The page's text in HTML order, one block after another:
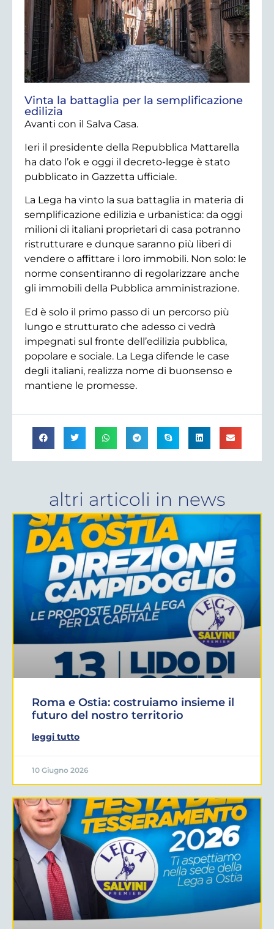
Vinta la battaglia per la semplificazione
edilizia
Avanti con il Salva Casa.
Ieri il presidente della Repubblica Mattarella
ha dato l’ok e oggi il decreto-legge è stato
pubblicato in Gazzetta ufficiale.
La Lega ha vinto la sua battaglia in materia di
semplificazione edilizia e urbanistica: da oggi
milioni di italiani proprietari di casa potranno
ristrutturare e dunque saranno più liberi di
vendere o affittare i loro immobili. Non solo: le
norme consentiranno di regolarizzare anche
gli immobili della Pubblica amministrazione.
Ed è solo il primo passo di un percorso più
lungo e strutturato che adesso ci vedrà
impegnati sul fronte dell’edilizia pubblica,
popolare e sociale. La Lega difende le case
degli italiani, realizza nome di buonsenso e
mantiene le promesse.
altri articoli in news
Roma e Ostia: costruiamo insieme il
futuro del nostro territorio
leggi tutto
10 Giugno 2026